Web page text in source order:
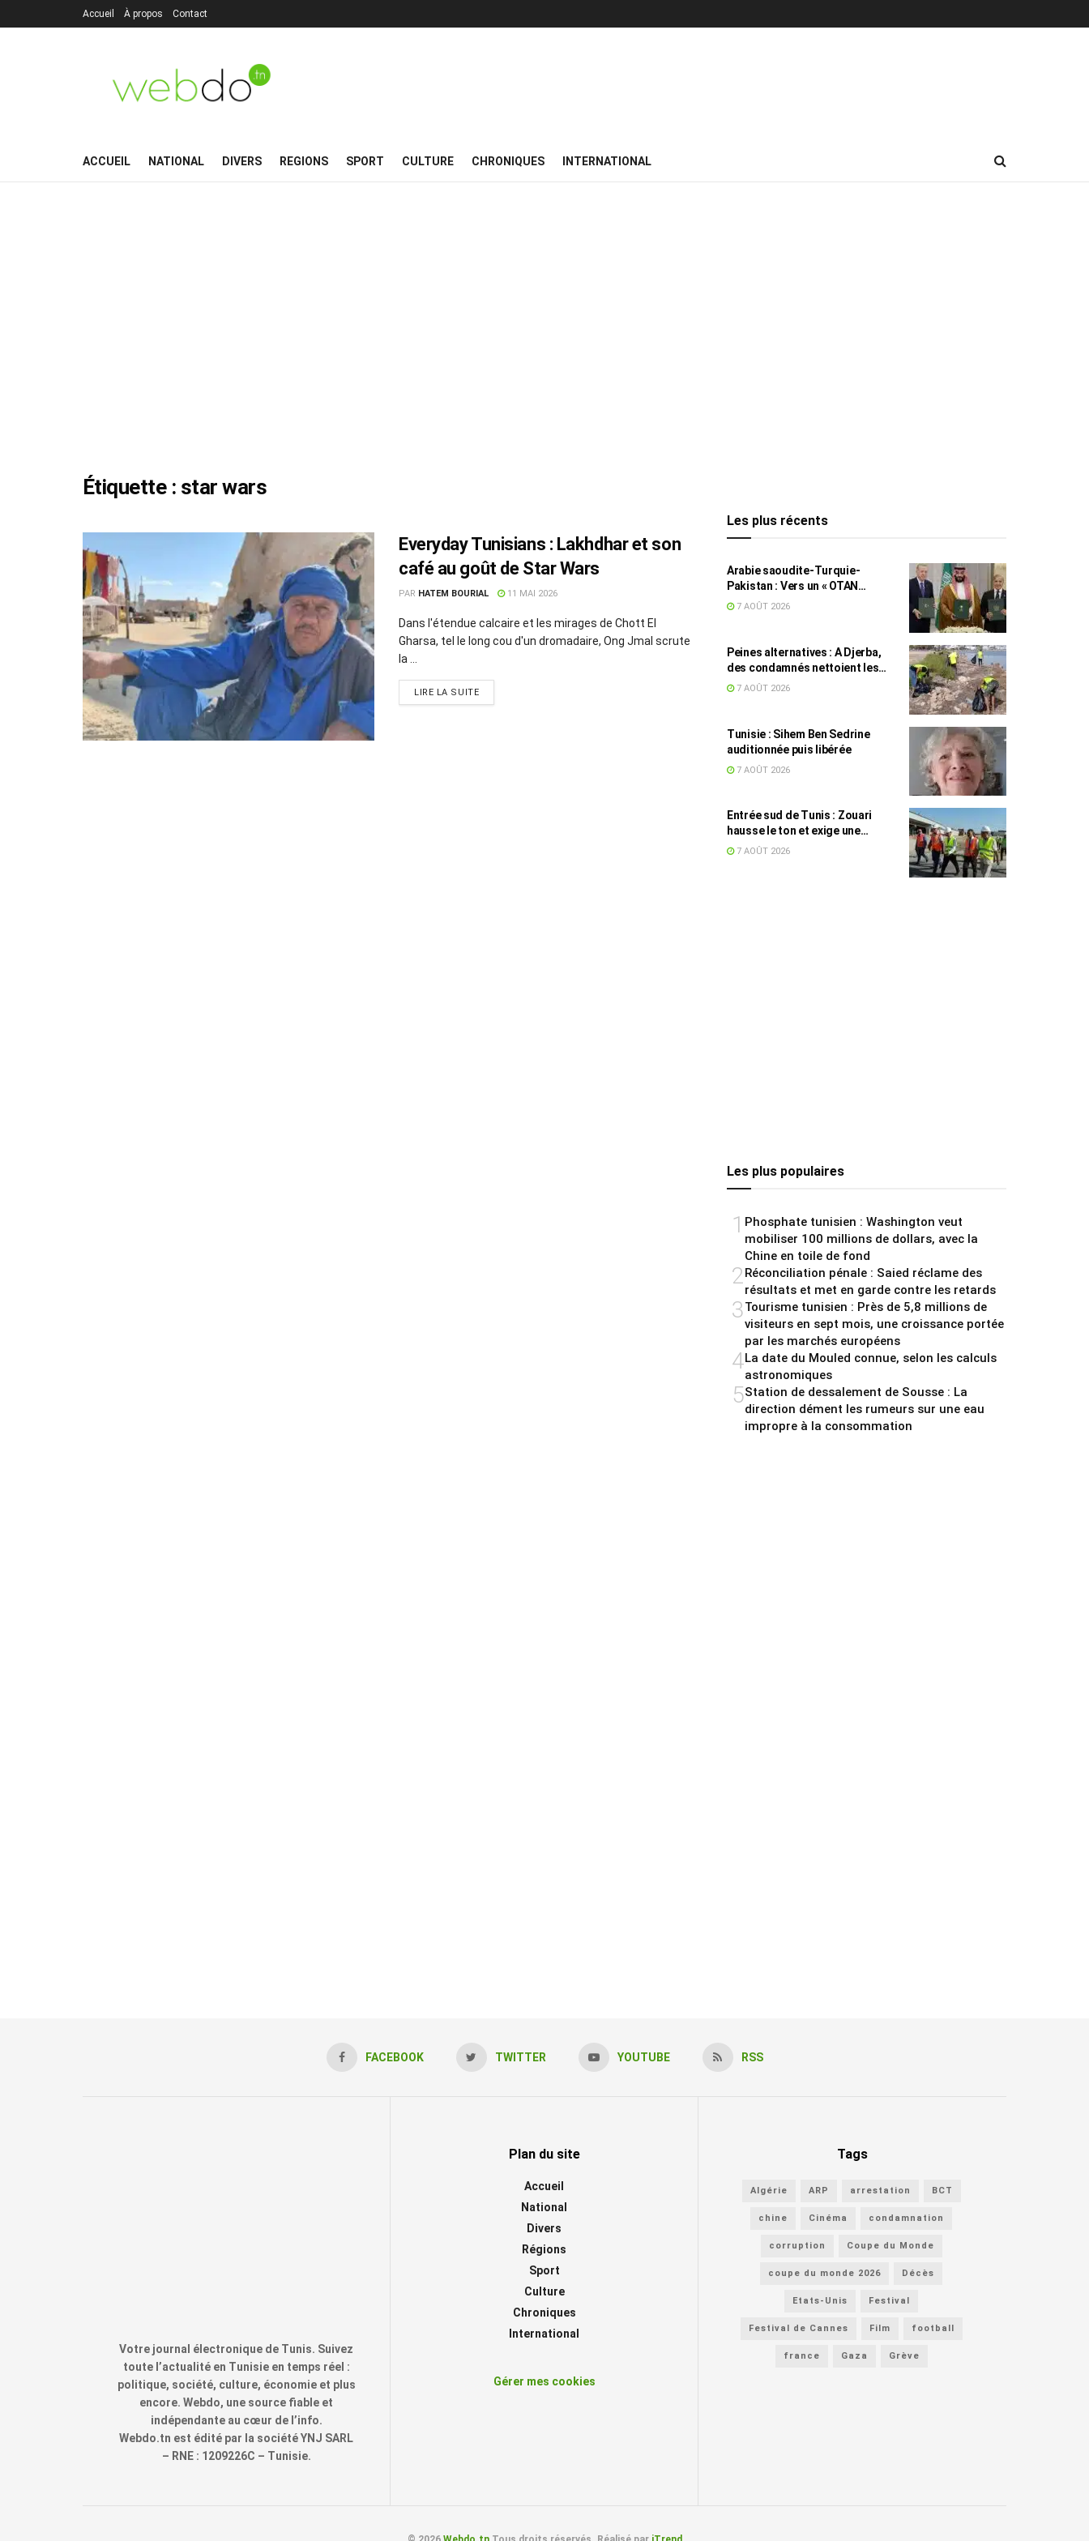
Accueil À propos Contact
ACCUEIL NATIONAL DIVERS REGIONS SPORT CULTURE CHRONIQUES INTERNATIONAL
Étiquette : star wars
Everyday Tunisians : Lakhdhar et son
café au goût de Star Wars
PAR HATEM BOURIAL 11 MAI 2026
Dans l'étendue calcaire et les mirages de Chott El
Gharsa, tel le long cou d'un dromadaire, Ong Jmal scrute
la ...
LIRE LA SUITE
Les plus récents
Arabie saoudite-Turquie-
Pakistan : Vers un « OTAN
islamique » ?
7 AOÛT 2026
Peines alternatives : A Djerba,
des condamnés nettoient les
plages
7 AOÛT 2026
Tunisie : Sihem Ben Sedrine
auditionnée puis libérée
7 AOÛT 2026
Entrée sud de Tunis : Zouari
hausse le ton et exige une
accélération des travaux
7 AOÛT 2026
Les plus populaires
1 Phosphate tunisien : Washington veut
mobiliser 100 millions de dollars, avec la
Chine en toile de fond
2Réconciliation pénale : Saied réclame des
résultats et met en garde contre les retards
3Tourisme tunisien : Près de 5,8 millions de
visiteurs en sept mois, une croissance portée
par les marchés européens
4La date du Mouled connue, selon les calculs
astronomiques
5Station de dessalement de Sousse : La
direction dément les rumeurs sur une eau
impropre à la consommation
FACEBOOK TWITTER YOUTUBE RSS
Votre journal électronique de Tunis. Suivez
toute l’actualité en Tunisie en temps réel :
politique, société, culture, économie et plus
encore. Webdo, une source fiable et
indépendante au cœur de l’info.
Webdo.tn est édité par la société YNJ SARL
– RNE : 1209226C – Tunisie.
Plan du site
Accueil
National
Divers
Régions
Sport
Culture
Chroniques
International
Gérer mes cookies
Tags
Algérie ARP arrestation BCT
chine Cinéma condamnation
corruption Coupe du Monde
coupe du monde 2026 Décès
Etats-Unis Festival
Festival de Cannes Film football
france Gaza Grève